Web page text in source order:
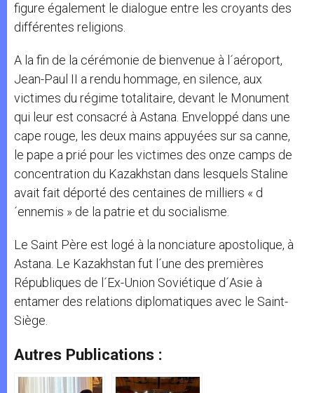
figure également le dialogue entre les croyants des
différentes religions.
A la fin de la cérémonie de bienvenue à l´aéroport,
Jean-Paul II a rendu hommage, en silence, aux
victimes du régime totalitaire, devant le Monument
qui leur est consacré à Astana. Enveloppé dans une
cape rouge, les deux mains appuyées sur sa canne,
le pape a prié pour les victimes des onze camps de
concentration du Kazakhstan dans lesquels Staline
avait fait déporté des centaines de milliers « d
´ennemis » de la patrie et du socialisme.
Le Saint Père est logé à la nonciature apostolique, à
Astana. Le Kazakhstan fut l´une des premières
Républiques de l´Ex-Union Soviétique d´Asie à
entamer des relations diplomatiques avec le Saint-
Siège.
Autres Publications :